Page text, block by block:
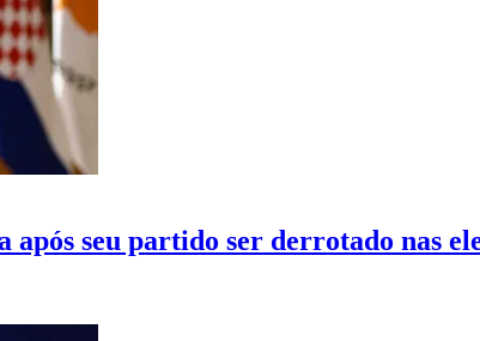
seu partido ser derrotado nas